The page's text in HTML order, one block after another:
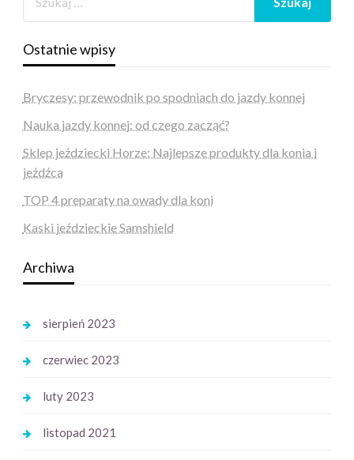
Ostatnie wpisy
Bryczesy: przewodnik po spodniach do jazdy konnej
Nauka jazdy konnej: od czego zacząć?
Sklep jeździecki Horze: Najlepsze produkty dla konia i
jeźdźca
TOP 4 preparaty na owady dla koni
Kaski jeździeckie Samshield
Archiwa
sierpień 2023
czerwiec 2023
luty 2023
listopad 2021